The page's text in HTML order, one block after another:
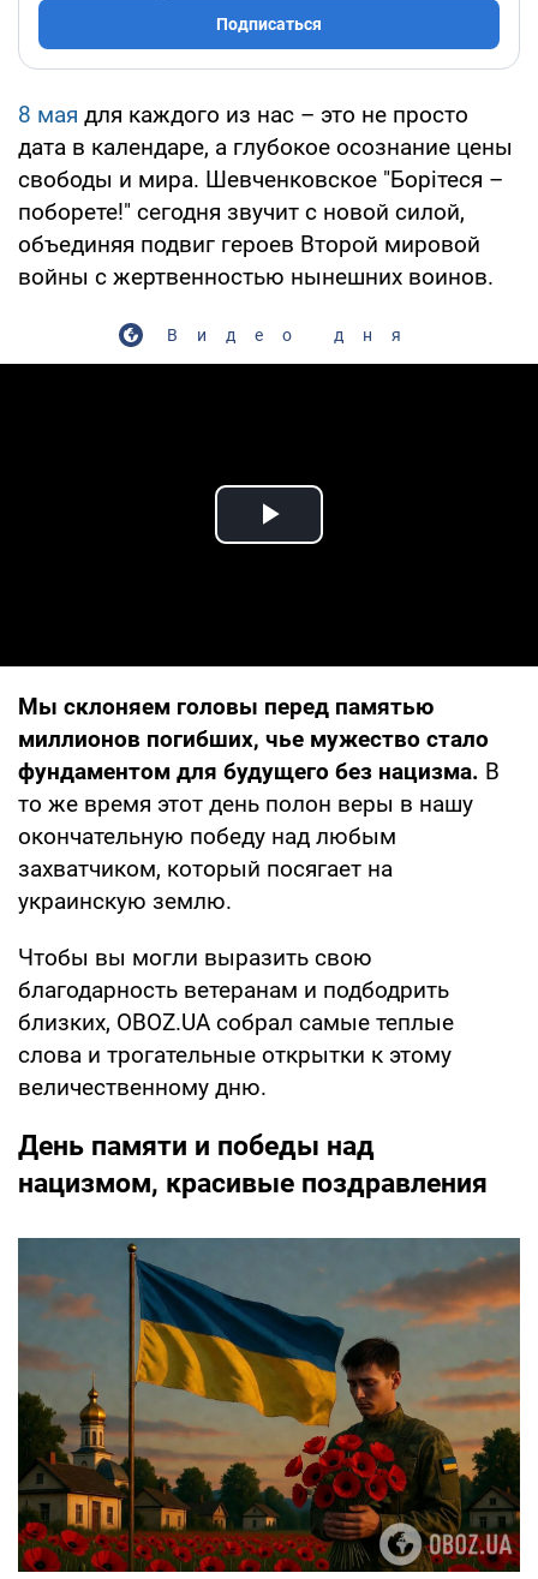
Подписаться
8 мая для каждого из нас – это не просто
дата в календаре, а глубокое осознание цены
свободы и мира. Шевченковское "Борітеся –
поборете!" сегодня звучит с новой силой,
объединяя подвиг героев Второй мировой
войны с жертвенностью нынешних воинов.
Видео дня
Play Video
Мы склоняем головы перед памятью
миллионов погибших, чье мужество стало
фундаментом для будущего без нацизма. В
то же время этот день полон веры в нашу
окончательную победу над любым
захватчиком, который посягает на
украинскую землю.
Чтобы вы могли выразить свою
благодарность ветеранам и подбодрить
близких, OBOZ.UA собрал самые теплые
слова и трогательные открытки к этому
величественному дню.
День памяти и победы над
нацизмом, красивые поздравления